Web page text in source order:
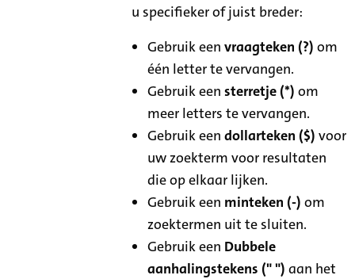
u specifieker of juist breder:
Gebruik eenvraagteken (?) om
één letter te vervangen.
Gebruik eensterretje (*) om
meer letters te vervangen.
Gebruik eendollarteken ($) voor
uw zoekterm voor resultaten
die op elkaar lijken.
Gebruik een minteken (-) om
zoektermen uit te sluiten.
Gebruik een Dubbele
aanhalingstekens (" ") aan het